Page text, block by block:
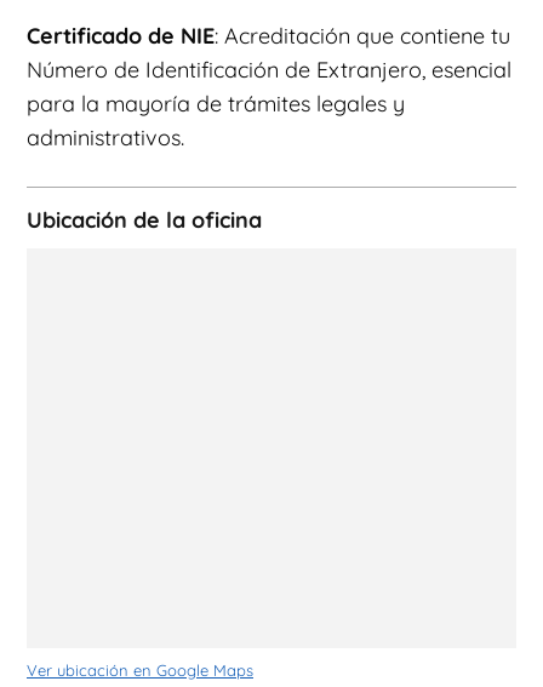
Certificado de NIE: Acreditación que contiene tu
Número de Identificación de Extranjero, esencial
para la mayoría de trámites legales y
administrativos.
Ubicación de la oficina
Ver ubicación en Google Maps